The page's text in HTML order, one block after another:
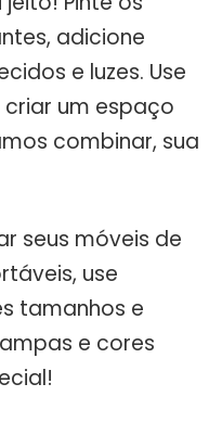
adicione
e luzes. Use
um espaço
combinar, sua
seus móveis de
use
tamanhos e
e cores